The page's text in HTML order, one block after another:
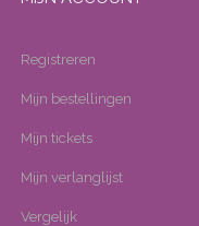
Registreren
Mijn bestellingen
Mijn tickets
Mijn verlanglijst
Vergelijk